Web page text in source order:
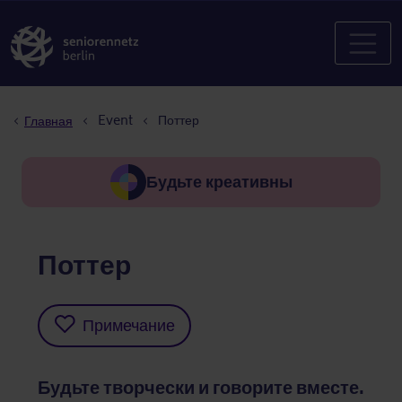
Главная Event Поттер
Будьте креативны
Поттер
Примечание
Будьте творчески и говорите вместе.